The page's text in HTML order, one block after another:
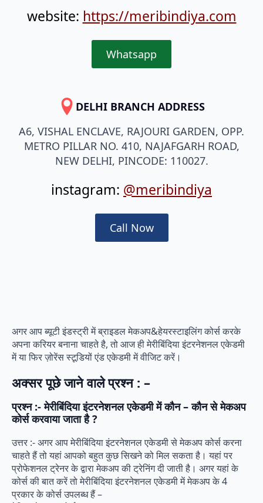
website: https://meribindiya.com
Whatsapp
DELHI BRANCH ADDRESS
A6, VISHAL ENCLAVE, RAJOURI GARDEN, OPP.
METRO PILLAR NO. 410, NAJAFGARH ROAD,
NEW DELHI, PINCODE: 110027.
instagram: @meribindiya
Call Now
अगर आप ब्यूटी इंडस्ट्री में ब्राइडल मेकअप&हेयरस्टाइलिंग कोर्स करके
अपना करियर बनाना चाहते है, तो आज ही मेरीबिंदिया इंटरनेशनल एकेडमी
में या फिर ज़ोरेंस स्टूडियों एंड एकेडमी में वीजिट करें।
अक्सर पूछे जाने वाले प्रश्न : –
प्रश्न :- मेरीबिंदिया इंटरनेशनल एकेडमी में कौन – कौन से मेकअप
कोर्स करवाया जाता है ?
उत्तर :- अगर आप मेरीबिंदिया इंटरनेशनल एकेडमी से मेकअप कोर्स करना
चाहते हैं तो यहां आपको बहुत कुछ सिखने को मिल सकता है। यहां पर
प्रोफेशनल ट्रेनर के द्वारा मेकअप की ट्रेनिंग दी जाती है। अगर यहां के
कोर्स की बात करें तो मेरीबिंदिया इंटरनेशनल एकेडमी में मेकअप के 4
प्रकार के कोर्स उपलब्ध हैं –